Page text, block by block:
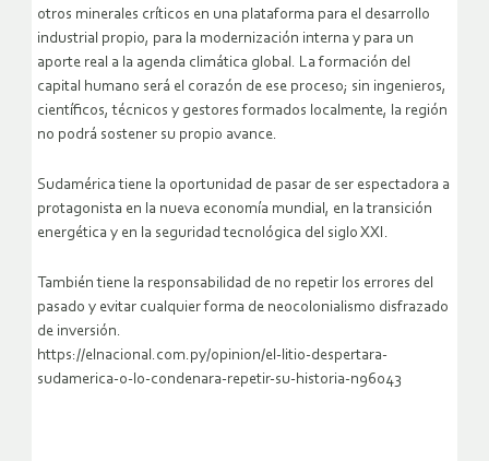
otros minerales críticos en una plataforma para el desarrollo
industrial propio, para la modernización interna y para un
aporte real a la agenda climática global. La formación del
capital humano será el corazón de ese proceso; sin ingenieros,
científicos, técnicos y gestores formados localmente, la región
no podrá sostener su propio avance.
Sudamérica tiene la oportunidad de pasar de ser espectadora a
protagonista en la nueva economía mundial, en la transición
energética y en la seguridad tecnológica del siglo XXI.
También tiene la responsabilidad de no repetir los errores del
pasado y evitar cualquier forma de neocolonialismo disfrazado
de inversión.
https://elnacional.com.py/opinion/el-litio-despertara-
sudamerica-o-lo-condenara-repetir-su-historia-n96043